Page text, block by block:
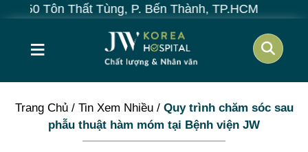
Thất Tùng, P. Bến Thành, TP.HCM
≡
Trang Chủ/ Tin Xem Nhiều/ Quy trình chăm sóc sau
phẫu thuật hàm móm tại Bệnh viện JW